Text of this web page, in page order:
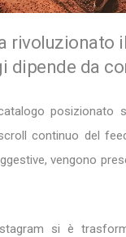
rivoluzionato
dipende da
continuo del
vengono
si è